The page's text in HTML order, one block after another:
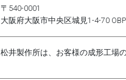
〒540-0001
大阪府大阪市中央区城見1-4-70
松井製作所は、お客様の成形工場